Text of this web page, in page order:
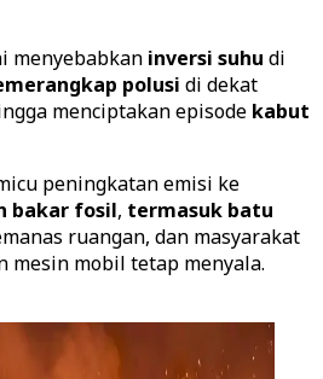
menyebabkan inversi suhu di
polusi di dekat
menciptakan episode kabut
peningkatan emisi ke
bakar fosil, termasuk batu
ruangan, dan masyarakat
mesin mobil tetap menyala.